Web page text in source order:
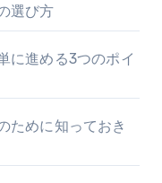
選び方
に進める3つのポイ
ために知っておき